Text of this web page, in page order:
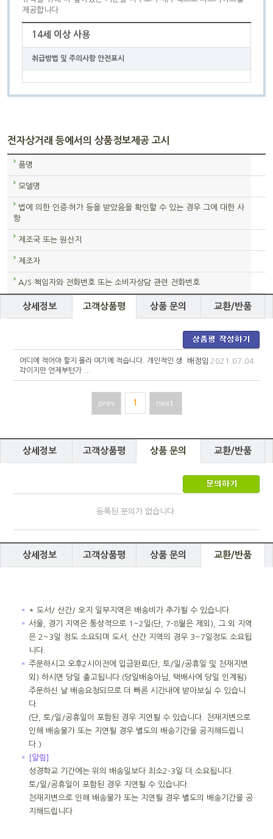
제공합니다
14세 이상 사용
취급방법 및 주의사항 안전표시
전자상거래 등에서의 상품정보제공 고시
품명
모델명
법에 의한 인증·허가 등을 받았음을 확인할 수 있는 경우 그에 대한 사
항
제조국 또는 원산지
제조자
A/S 책임자와 전화번호 또는 소비자상담 관련 전화번호
상세정보 고객상품평 상품 문의 교환/반품
어디에 적어야 할지 몰라 여기에 적습니다. 개인적인 생
각이지만 언제부턴가 ...
배정임 2021.07.04
prev 1 next
상세정보 고객상품평 상품 문의 교환/반품
등록된 문의가 없습니다.
상세정보 고객상품평 상품 문의 교환/반품
＊
* 도서/ 산간/ 오지 일부지역은 배송비가 추가될 수 있습니다.
＊ 서울, 경기 지역은 통상적으로 1~2일(단, 7-8월은 제외), 그 외 지역
은 2~3일 정도 소요되며 도서, 산간 지역의 경우 3~7일정도 소요됩
니다.
＊ 주문하시고 오후2시이전에 입금완료(단, 토/일/공휴일 및 천재지변
외) 하시면 당일 출고됩니다.(당일배송아님, 택배사에 당일 인계됨)
주문하신 날 배송요청되므로 더 빠른 시간내에 받아보실 수 있습니
다.
(단, 토/일/공휴일이 포함된 경우 지연될 수 있습니다. 천재지변으로
인해 배송불가 또는 지연될 경우 별도의 배송기간을 공지해드립니
다.)
＊
[알림]
성경학교 기간에는 위의 배송일보다 최소2-3일 더 소요됩니다.
토/일/공휴일이 포함된 경우 지연될 수 있습니다.
천재지변으로 인해 배송불가 또는 지연될 경우 별도의 배송기간을 공
지해드립니다